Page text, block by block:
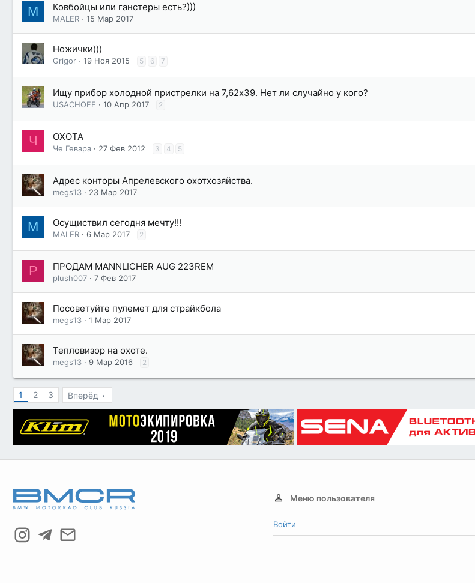
M Ковбойцы или ганстеры есть?)))
MALER 15 Мар 2017
Ножички)))
Grigor 19 Ноя 2015 5 6 7
Ищу прибор холодной пристрелки на 7,62х39. Нет ли случайно у кого?
USACHOFF 10 Апр 2017 2
Ч ОХОТА
Че Гевара 27 Фев 2012 3 4 5
Адрес конторы Апрелевского охотхозяйства.
megs13 23 Мар 2017
M Осущиствил сегодня мечту!!!
MALER 6 Мар 2017 2
P ПРОДАМ MANNLICHER AUG 223REM
plush007 7 Фев 2017
Посоветуйте пулемет для страйкбола
megs13 1 Мар 2017
Тепловизор на охоте.
megs13 9 Мар 2016 2
1 2 3 Вперёд
Меню пользователя
Войти